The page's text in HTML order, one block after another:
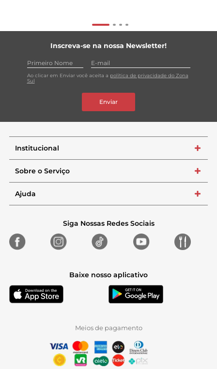
Inscreva-se na nossa Newsletter!
Ao clicar em Enviar você aceita a política de privacidade do Zona
Sul
Enviar
Institucional +
Sobre o Serviço +
Ajuda +
Siga Nossas Redes Sociais
Baixe nosso aplicativo
Meios de pagamento